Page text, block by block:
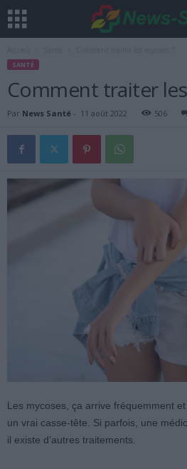
SANTÉ
Comment traiter
Par News Santé - 11 août 2022 506
Les mycoses, ça arrive fréquemment
un vrai casse-tête. Si parfois, une
il existe d’autres traitements.